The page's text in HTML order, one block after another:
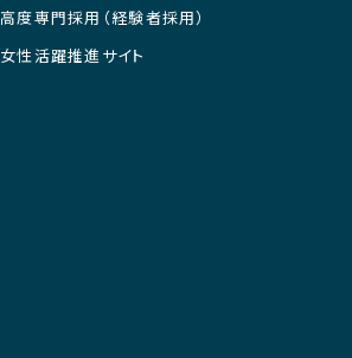
高度専門採用（経験者採用）
女性活躍推進サイト